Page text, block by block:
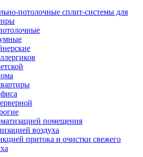
потолочные сплит-системы для
помещения
воздуха
притока и очистки свежего